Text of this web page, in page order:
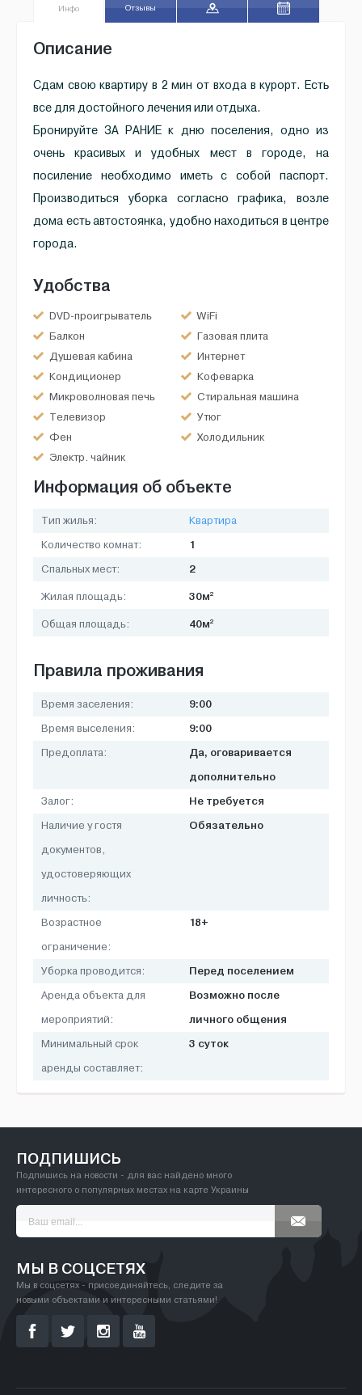
Инфо Отзывы
Описание
Сдам свою квартиру в 2 мин от входа в курорт. Есть
все для достойного лечения или отдыха.
Бронируйте ЗА РАНИЕ к дню поселения, одно из
очень красивых и удобных мест в городе, на
посиление необходимо иметь с собой паспорт.
Производиться уборка согласно графика, возле
дома есть автостоянка, удобно находиться в центре
города.
Удобства
DVD-проигрыватель
WiFi
Балкон
Газовая плита
Душевая кабина
Интернет
Кондиционер
Кофеварка
Микроволновая печь
Стиральная машина
Телевизор
Утюг
Фен
Холодильник
Электр. чайник
Информация об объекте
Тип жилья:
Квартира
Количество комнат:
1
Спальных мест: 2
Жилая площадь: 30м2
Общая площадь: 40м2
Правила проживания
Время заселения: 9:00
Время выселения: 9:00
Предоплата:
Да, оговаривается
дополнительно
Залог: Не требуется
Наличие у гостя
документов,
удостоверяющих
личность:
Обязательно
Возрастное
ограничение:
18+
Уборка проводится: Перед поселением
Аренда объекта для
мероприятий:
Возможно после
личного общения
Минимальный срок
аренды составляет:
3 суток
ПОДПИШИСЬ
Подпишись на новости - для вас найдено много
интересного о популярных местах на карте Украины
МЫ В СОЦСЕТЯХ
Мы в соцсетях - присоединяйтесь, следите за
новыми объектами и интересными статьями!